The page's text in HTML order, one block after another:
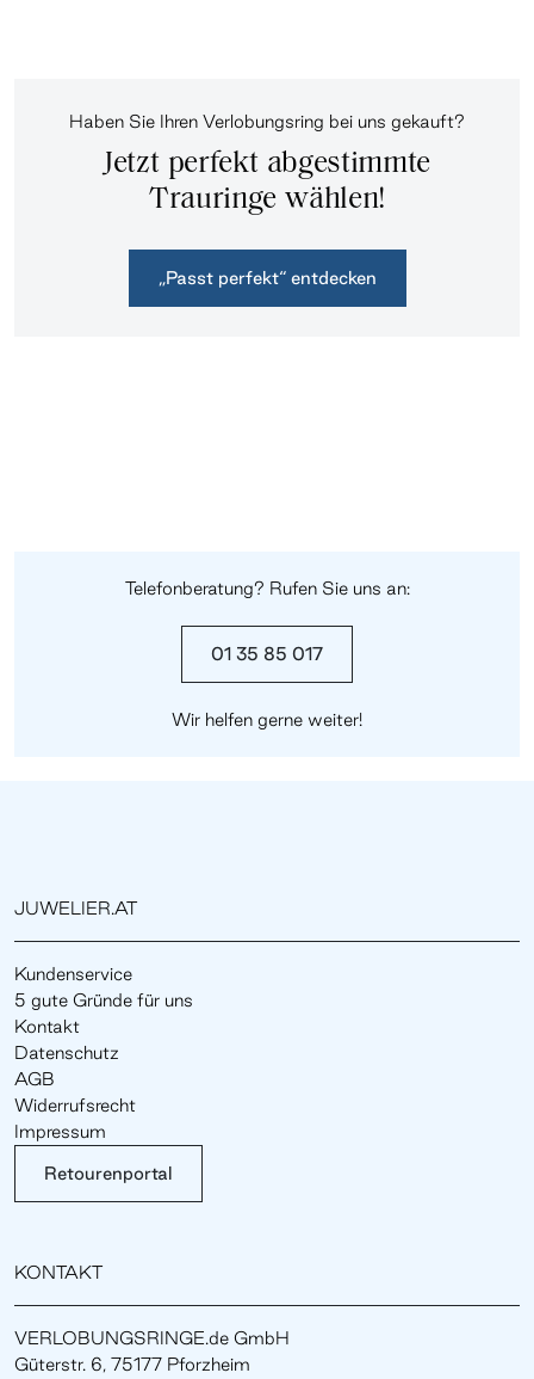
Haben Sie Ihren Verlobungsring bei uns gekauft?
Jetzt perfekt abgestimmte
Trauringe wählen!
„Passt perfekt“ entdecken
Telefonberatung? Rufen Sie uns an:
01 35 85 017
Wir helfen gerne weiter!
JUWELIER.AT
Kundenservice
5 gute Gründe für uns
Kontakt
Datenschutz
AGB
Widerrufsrecht
Impressum
Retourenportal
KONTAKT
VERLOBUNGSRINGE.de GmbH
Güterstr. 6, 75177 Pforzheim